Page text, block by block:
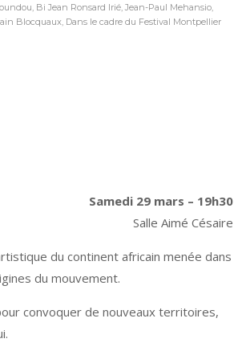
Bi Jean Ronsard Irié, Jean-Paul Mehansio,
Blocquaux, Dans le cadre du Festival Montpellier
Samedi 29 mars – 19h30
Salle Aimé Césaire
du continent africain menée dans
du mouvement.
convoquer de nouveaux territoires,